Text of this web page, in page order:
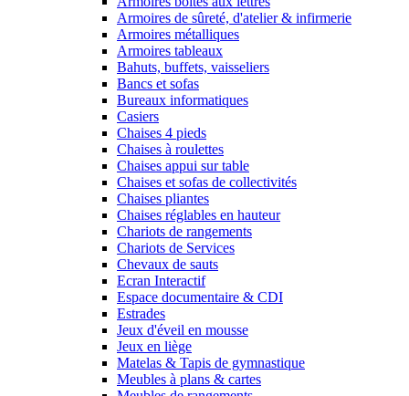
Armoires de sûreté, d'atelier & infirmerie
Armoires métalliques
Armoires tableaux
Bahuts, buffets, vaisseliers
Bancs et sofas
Bureaux informatiques
Casiers
Chaises 4 pieds
Chaises à roulettes
Chaises appui sur table
Chaises et sofas de collectivités
Chaises pliantes
Chaises réglables en hauteur
Chariots de rangements
Chariots de Services
Chevaux de sauts
Ecran Interactif
Espace documentaire & CDI
Estrades
Jeux d'éveil en mousse
Jeux en liège
Matelas & Tapis de gymnastique
Meubles à plans & cartes